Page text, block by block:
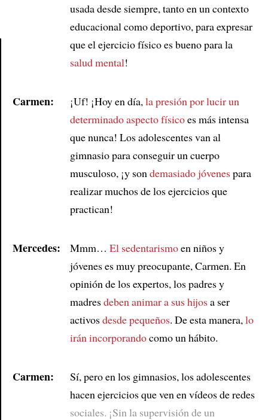
usada desde siempre, tanto en un contexto
educacional como deportivo, para expresar
que el ejercicio físico es bueno para la
salud mental!
Carmen: ¡Uf! ¡Hoy en día, la presión por lucir un
determinado aspecto físicoes más intensa
que nunca! Los adolescentes van al
gimnasio para conseguir un cuerpo
musculoso, ¡y son demasiado jóvenespara
realizar muchos de los ejercicios que
practican!
Mercedes: Mmm… El sedentarismoen niños y
jóvenes es muy preocupante, Carmen. En
opinión de los expertos, los padres y
madresdeben animar a sus hijosa ser
activosdesde pequeños. De esta manera, lo
irán incorporandocomo un hábito.
Carmen:
Sí, pero en los gimnasios, los adolescentes
hacen ejercicios que ven en vídeos de redes
sociales. ¡Sin la supervisión de un